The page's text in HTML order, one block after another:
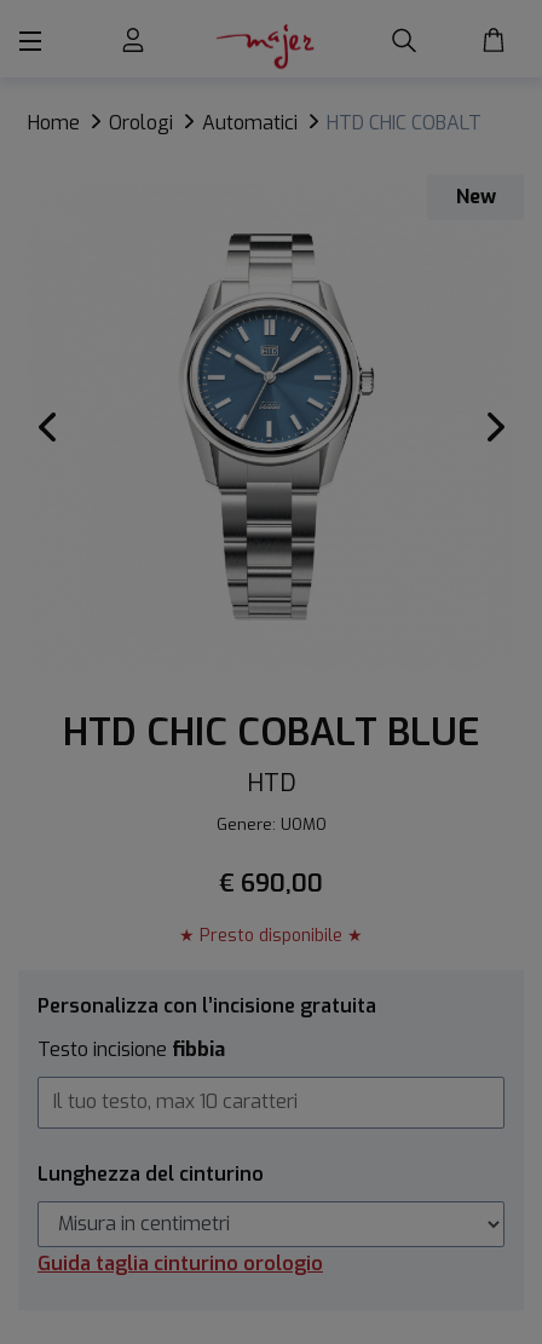
Home Orologi Automatici
HTD CHIC COBALT
New
HTD CHIC COBALT BLUE
HTD
Genere: UOMO
€ 690,00
★ Presto disponibile ★
Personalizza con l’incisione gratuita
Testo incisione fibbia
Lunghezza del cinturino
Guida taglia cinturino orologio